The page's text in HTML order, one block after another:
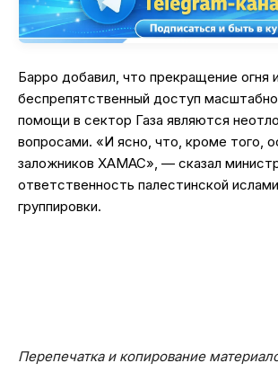
Барро добавил, что прекращение огня и
беспрепятственный доступ
помощи в сектор Газа являются
вопросами. «И ясно, что, кроме того,
заложников ХАМАС», — сказал
ответственность палестинской
группировки.
Перепечатка и копирование